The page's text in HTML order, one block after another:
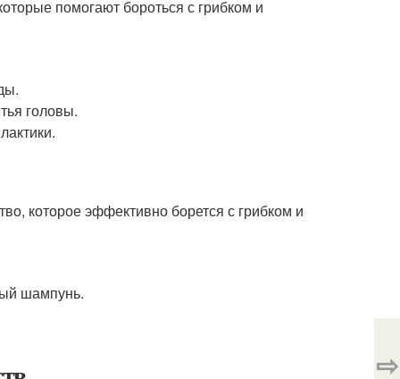
помогают бороться с грибком и
головы.
которое эффективно борется с грибком и
шампунь.
⇨